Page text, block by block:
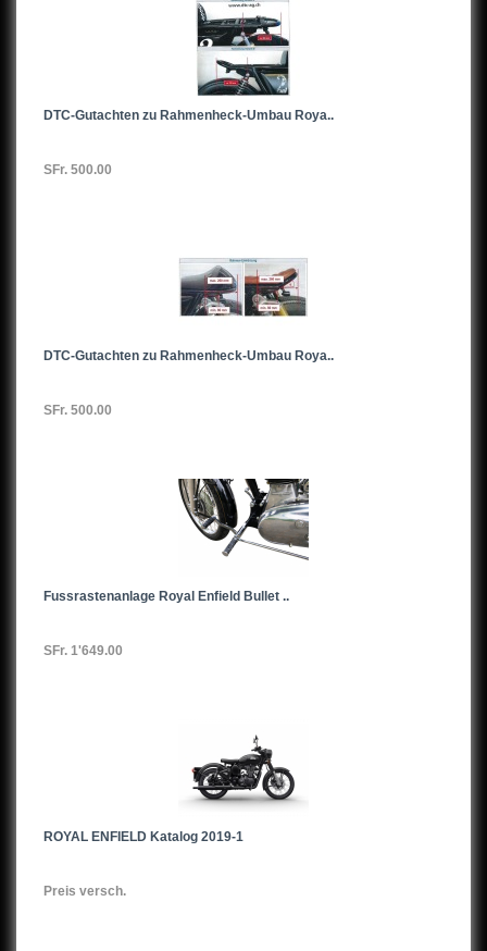
DTC-Gutachten zu Rahmenheck-Umbau Roya..
SFr. 500.00
DTC-Gutachten zu Rahmenheck-Umbau Roya..
SFr. 500.00
Fussrastenanlage Royal Enfield Bullet ..
SFr. 1'649.00
ROYAL ENFIELD Katalog 2019-1
Preis versch.